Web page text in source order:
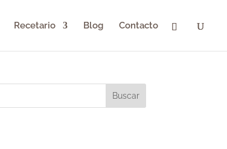
Recetario Blog Contacto
Buscar